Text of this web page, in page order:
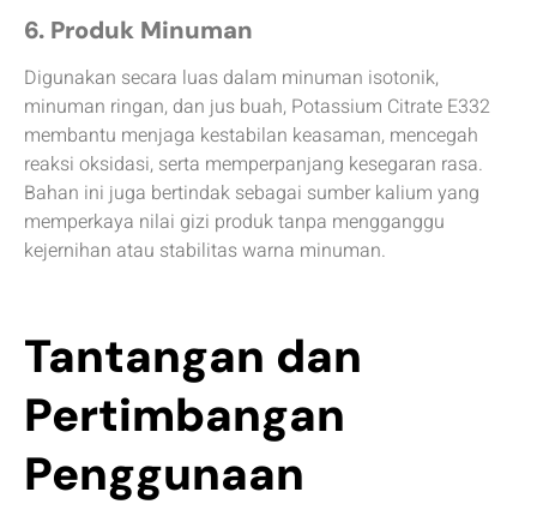
6. Produk Minuman
Digunakan secara luas dalam minuman isotonik,
minuman ringan, dan jus buah, Potassium Citrate E332
membantu menjaga kestabilan keasaman, mencegah
reaksi oksidasi, serta memperpanjang kesegaran rasa.
Bahan ini juga bertindak sebagai sumber kalium yang
memperkaya nilai gizi produk tanpa mengganggu
kejernihan atau stabilitas warna minuman.
Tantangan dan
Pertimbangan
Penggunaan